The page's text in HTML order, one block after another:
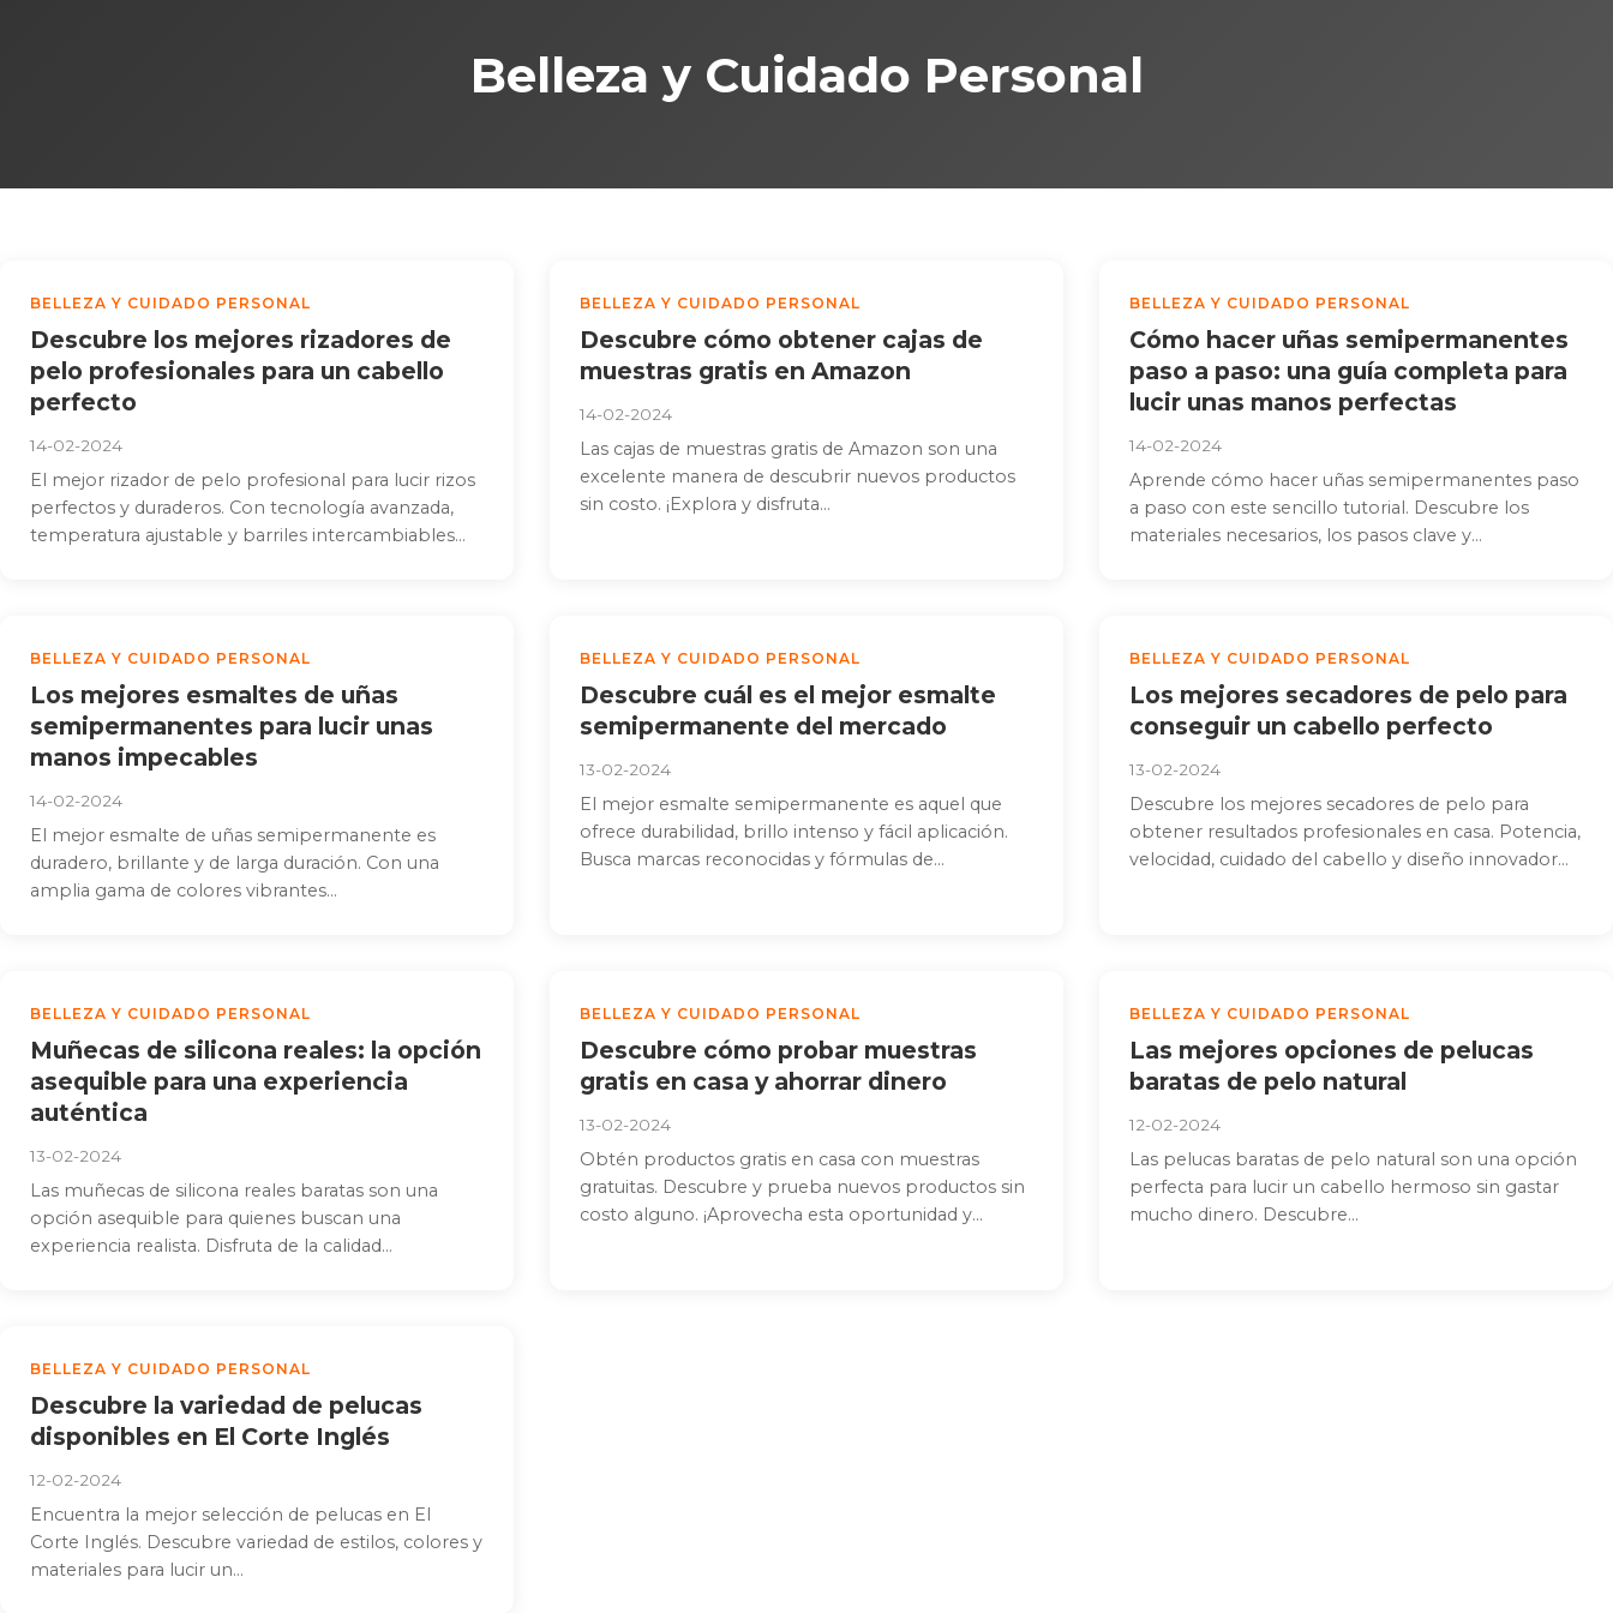
Belleza y Cuidado Personal
BELLEZA Y CUIDADO PERSONAL
Descubre los mejores rizadores de
pelo profesionales para un cabello
perfecto
14-02-2024
El mejor rizador de pelo profesional para lucir rizos
perfectos y duraderos. Con tecnología avanzada,
temperatura ajustable y barriles intercambiables...
BELLEZA Y CUIDADO PERSONAL
Descubre cómo obtener cajas de
muestras gratis en Amazon
14-02-2024
Las cajas de muestras gratis de Amazon son una
excelente manera de descubrir nuevos productos
sin costo. ¡Explora y disfruta...
BELLEZA Y CUIDADO PERSONAL
Cómo hacer uñas semipermanentes
paso a paso: una guía completa para
lucir unas manos perfectas
14-02-2024
Aprende cómo hacer uñas semipermanentes paso
a paso con este sencillo tutorial. Descubre los
materiales necesarios, los pasos clave y...
BELLEZA Y CUIDADO PERSONAL
Los mejores esmaltes de uñas
semipermanentes para lucir unas
manos impecables
14-02-2024
El mejor esmalte de uñas semipermanente es
duradero, brillante y de larga duración. Con una
amplia gama de colores vibrantes...
BELLEZA Y CUIDADO PERSONAL
Descubre cuál es el mejor esmalte
semipermanente del mercado
13-02-2024
El mejor esmalte semipermanente es aquel que
ofrece durabilidad, brillo intenso y fácil aplicación.
Busca marcas reconocidas y fórmulas de...
BELLEZA Y CUIDADO PERSONAL
Los mejores secadores de pelo para
conseguir un cabello perfecto
13-02-2024
Descubre los mejores secadores de pelo para
obtener resultados profesionales en casa. Potencia,
velocidad, cuidado del cabello y diseño innovador...
BELLEZA Y CUIDADO PERSONAL
Muñecas de silicona reales: la opción
asequible para una experiencia
auténtica
13-02-2024
Las muñecas de silicona reales baratas son una
opción asequible para quienes buscan una
experiencia realista. Disfruta de la calidad...
BELLEZA Y CUIDADO PERSONAL
Descubre cómo probar muestras
gratis en casa y ahorrar dinero
13-02-2024
Obtén productos gratis en casa con muestras
gratuitas. Descubre y prueba nuevos productos sin
costo alguno. ¡Aprovecha esta oportunidad y...
BELLEZA Y CUIDADO PERSONAL
Las mejores opciones de pelucas
baratas de pelo natural
12-02-2024
Las pelucas baratas de pelo natural son una opción
perfecta para lucir un cabello hermoso sin gastar
mucho dinero. Descubre...
BELLEZA Y CUIDADO PERSONAL
Descubre la variedad de pelucas
disponibles en El Corte Inglés
12-02-2024
Encuentra la mejor selección de pelucas en El
Corte Inglés. Descubre variedad de estilos, colores y
materiales para lucir un...